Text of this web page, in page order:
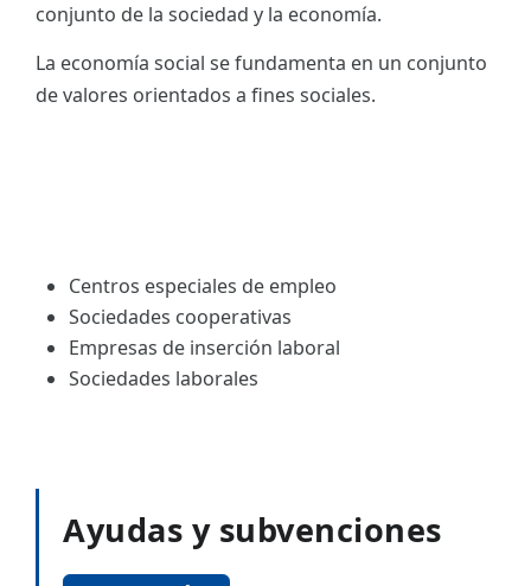
conjunto de la sociedad y la economía.
La economía social se fundamenta en un conjunto
de valores orientados a fines sociales.
Centros especiales de empleo
Sociedades cooperativas
Empresas de inserción laboral
Sociedades laborales
Ayudas y subvenciones